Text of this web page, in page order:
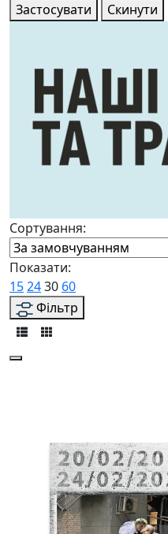
Застосувати
Скинути
Сортування:
Показати:
152430 60
Фільтр